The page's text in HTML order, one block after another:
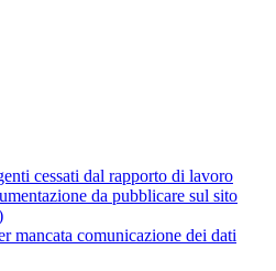
cessati dal rapporto di lavoro
da pubblicare sul sito
mancata comunicazione dei dati